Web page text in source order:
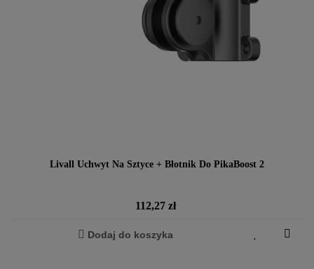
Livall Uchwyt Na Sztyce + Błotnik Do PikaBoost 2
Cena
112,27 zł
Dodaj do koszyka